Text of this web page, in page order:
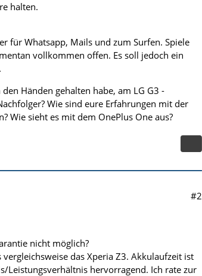
halten.
für Whatsapp, Mails und zum Surfen. Spiele
vollkommen offen. Es soll jedoch ein
Händen gehalten habe, am LG G3 -
Wie sind eure Erfahrungen mit der
Wie sieht es mit dem OnePlus One aus?
#2
nicht möglich?
vergleichsweise das Xperia Z3. Akkulaufzeit ist
Leistungsverhältnis hervorragend. Ich rate zur